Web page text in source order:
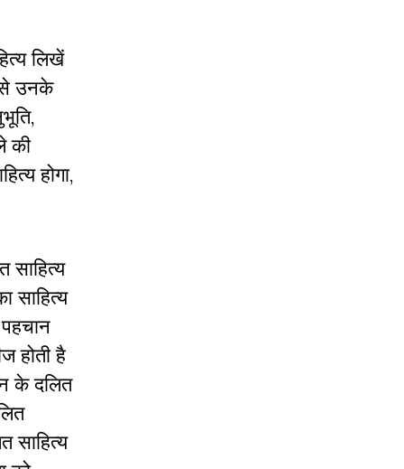
लिखें
उनके
की
होगा,
साहित्य
साहित्य
होती है
के दलित
साहित्य